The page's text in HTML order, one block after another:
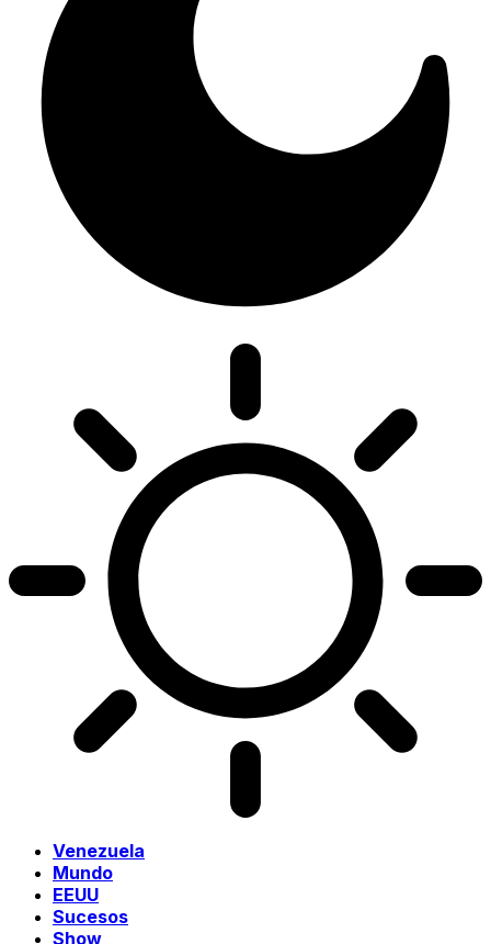
Venezuela
Mundo
EEUU
Sucesos
Show